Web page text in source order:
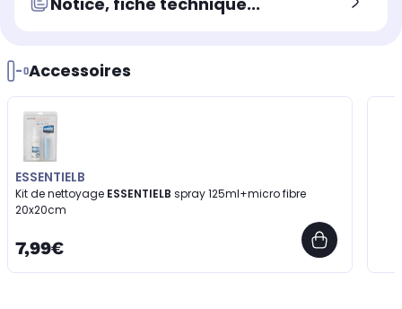
Accessoires
ESSENTIELB
Kit de nettoyage ESSENTIELB
20x20cm
7,99€